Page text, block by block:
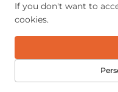
क्रमांक
A4:
If you don't want to
cookies.